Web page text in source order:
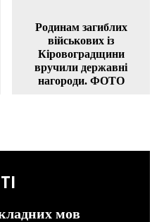
Родинам загиблих
військових із
Кіровоградщини
вручили державні
нагороди. ФОТО
мов